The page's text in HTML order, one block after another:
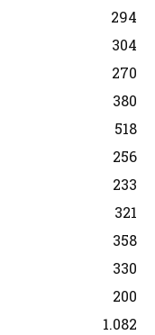
294
304
270
380
518
256
233
321
358
330
200
1.082